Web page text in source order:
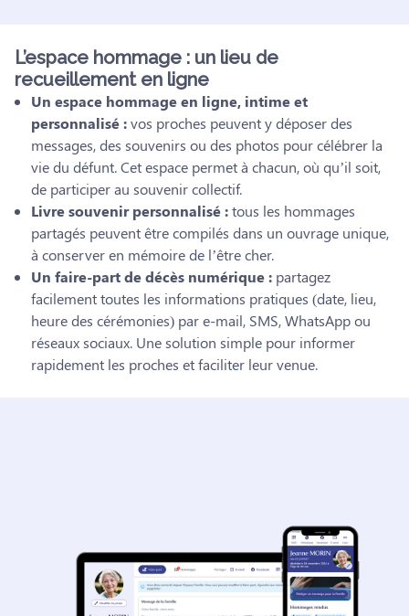
L’espace hommage : un lieu de
recueillement en ligne
Un espace hommage en ligne, intime et
personnalisé :vos proches peuvent y déposer des
messages, des souvenirs ou des photos pour célébrer la
vie du défunt. Cet espace permet à chacun, où qu’il soit,
de participer au souvenir collectif.
Livre souvenir personnalisé :tous les hommages
partagés peuvent être compilés dans un ouvrage unique,
à conserver en mémoire de l’être cher.
Un faire-part de décès numérique : partagez
facilement toutes les informations pratiques (date, lieu,
heure des cérémonies) par e-mail, SMS, WhatsApp ou
réseaux sociaux. Une solution simple pour informer
rapidement les proches et faciliter leur venue.